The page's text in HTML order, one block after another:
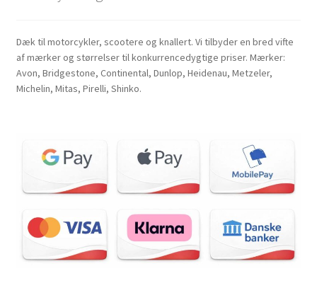
Dæk til motorcykler, scootere og knallert. Vi tilbyder en bred vifte
af mærker og størrelser til konkurrencedygtige priser. Mærker:
Avon, Bridgestone, Continental, Dunlop, Heidenau, Metzeler,
Michelin, Mitas, Pirelli, Shinko.